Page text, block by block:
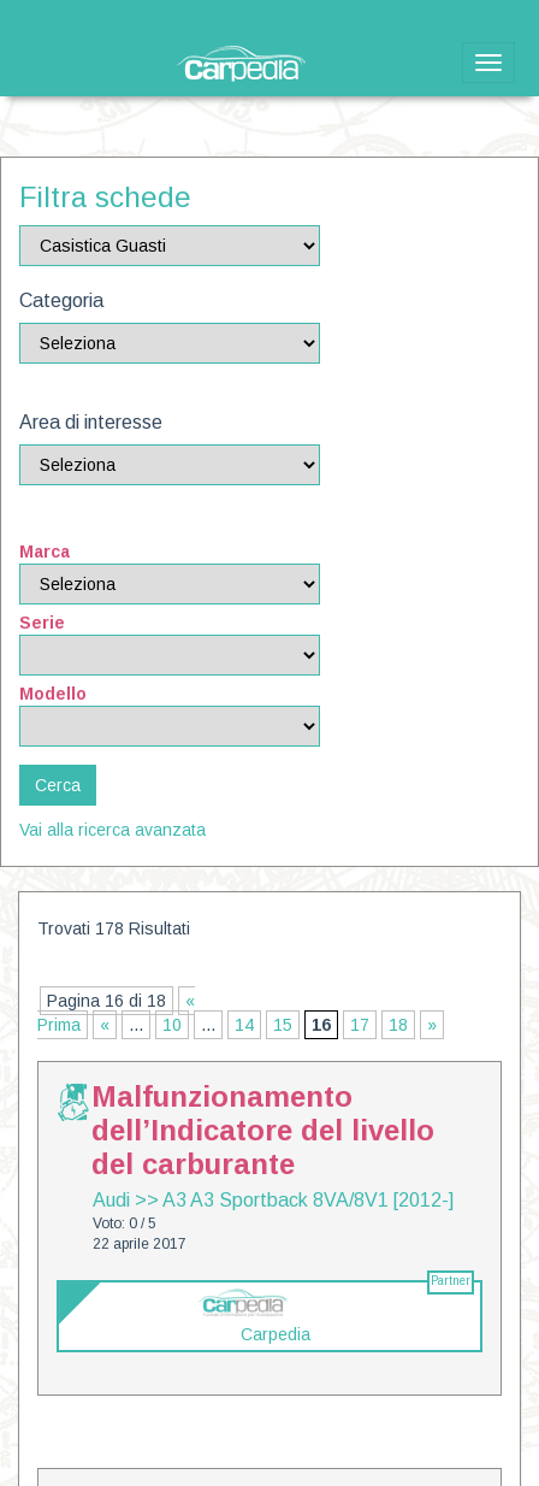
Toggle
Filtra schede
Categoria
Area di interesse
Marca
Serie
Modello
Vai alla ricerca avanzata
Trovati 178 Risultati
Pagina 16 di 18
«
Prima
« ... 10 ... 14 15 16 17 18 »
Malfunzionamento
dell’Indicatore del livello
del carburante
Audi >> A3 A3 Sportback 8VA/8V1 [2012-]
Voto: 0 / 5
22 aprile 2017
Partner
Carpedia